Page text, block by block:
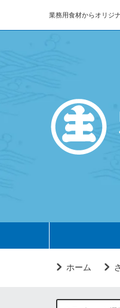
業務用食材からオリジ
ホーム